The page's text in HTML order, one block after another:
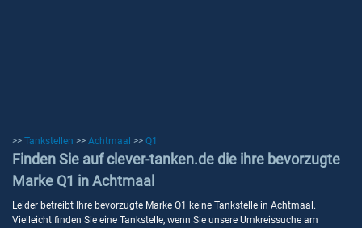
>> Tankstellen >> Achtmaal >> Q1
Finden Sie auf clever-tanken.de die ihre bevorzugte
Marke Q1 in Achtmaal
Leider betreibt Ihre bevorzugte Marke Q1 keine Tankstelle in Achtmaal.
Vielleicht finden Sie eine Tankstelle, wenn Sie unsere Umkreissuche am